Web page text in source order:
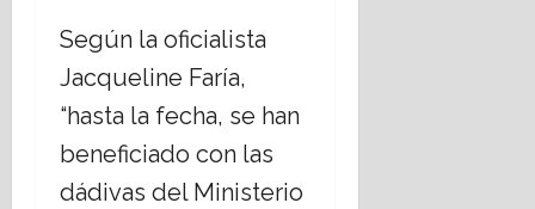
Según la oficialista
Jacqueline Faría,
“hasta la fecha, se han
beneficiado con las
dádivas del Ministerio